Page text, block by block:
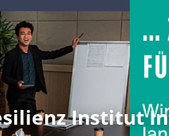
Institut